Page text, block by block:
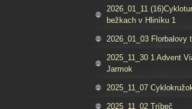
2026_01_11
bežkach v Hliníku 1
2026_01_03 Florbalovy
2025_11_30 1 Advent
Jarmok
2025_11_07
2025_11_02 Tríbeč